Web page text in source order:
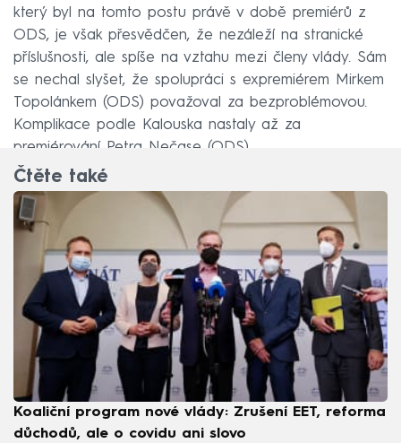
který byl na tomto postu právě v době premiérů z
ODS, je však přesvědčen, že nezáleží na stranické
příslušnosti, ale spíše na vztahu mezi členy vlády. Sám
se nechal slyšet, že spolupráci s expremiérem Mirkem
Topolánkem (ODS) považoval za bezproblémovou.
Komplikace podle Kalouska nastaly až za
premiérování Petra Nečase (ODS).
Čtěte také
Koaliční program nové vlády: Zrušení EET, reforma
důchodů, ale o covidu ani slovo